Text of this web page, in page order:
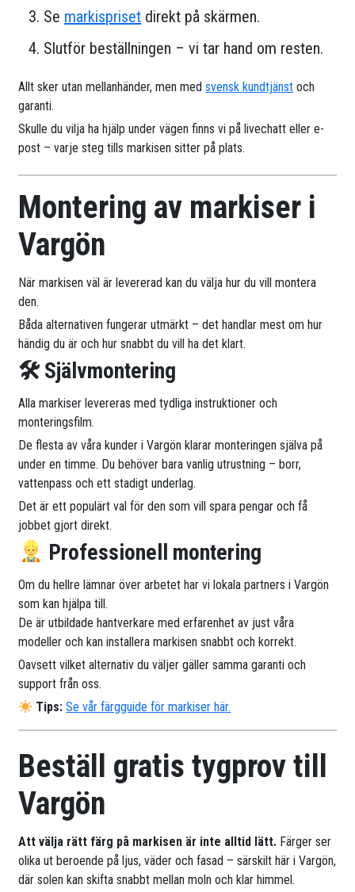
Se markispriset direkt på skärmen.
Slutför beställningen – vi tar hand om resten.
Allt sker utan mellanhänder, men medsvensk kundtjänst och
garanti.
Skulle du vilja ha hjälp under vägen finns vi på livechatt eller e-
post – varje steg tills markisen sitter på plats.
Montering av markiser i
Vargön
När markisen väl är levererad kan du välja hur du vill montera
den.
Båda alternativen fungerar utmärkt – det handlar mest om hur
händig du är och hur snabbt du vill ha det klart.
🛠 Självmontering
Alla markiser levereras med tydliga instruktioner och
monteringsfilm.
De flesta av våra kunder i Vargön klarar monteringen själva på
under en timme. Du behöver bara vanlig utrustning – borr,
vattenpass och ett stadigt underlag.
Det är ett populärt val för den som vill spara pengar och få
jobbet gjort direkt.
Professionell montering
Om du hellre lämnar över arbetet har vi lokala partners i Vargön
som kan hjälpa till.
De är utbildade hantverkare med erfarenhet av just våra
modeller och kan installera markisen snabbt och korrekt.
Oavsett vilket alternativ du väljer gäller samma garanti och
support från oss.
Tips: Se vår färgguide för markiser här.
Beställ gratis tygprov till
Vargön
Att välja rätt färg på markisen är inte alltid lätt. Färger ser
olika ut beroende på ljus, väder och fasad – särskilt här i Vargön,
där solen kan skifta snabbt mellan moln och klar himmel.